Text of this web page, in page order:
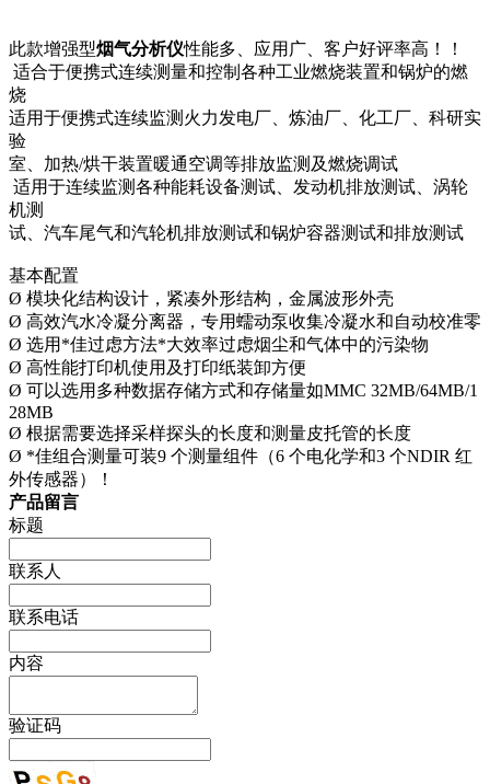
此款增强型烟气分析仪性能多、应用广、客户好评率高！！
适合于便携式连续测量和控制各种工业燃烧装置和锅炉的燃
烧
适用于便携式连续监测火力发电厂、炼油厂、化工厂、科研实
验
室、加热/烘干装置暖通空调等排放监测及燃烧调试
适用于连续监测各种能耗设备测试、发动机排放测试、涡轮
机测
试、汽车尾气和汽轮机排放测试和锅炉容器测试和排放测试
基本配置
Ø 模块化结构设计，紧凑外形结构，金属波形外壳
Ø 高效汽水冷凝分离器，专用蠕动泵收集冷凝水和自动校准零
Ø 选用*佳过虑方法*大效率过虑烟尘和气体中的污染物
Ø 高性能打印机使用及打印纸装卸方便
Ø 可以选用多种数据存储方式和存储量如MMC 32MB/64MB/1
28MB
Ø 根据需要选择采样探头的长度和测量皮托管的长度
Ø *佳组合测量可装9 个测量组件（6 个电化学和3 个NDIR 红
外传感器）！
产品留言
标题
联系人
联系电话
内容
验证码